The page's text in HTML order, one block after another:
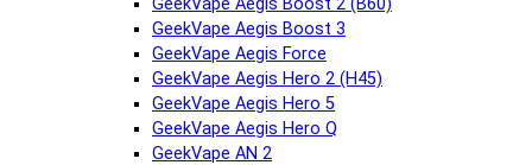
GeekVape Aegis Boost 2 (B60)
GeekVape Aegis Boost 3
GeekVape Aegis Force
GeekVape Aegis Hero 2 (H45)
GeekVape Aegis Hero 5
GeekVape Aegis Hero Q
GeekVape AN 2